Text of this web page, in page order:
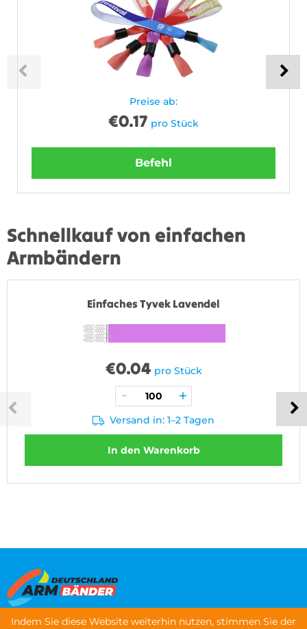
Preise ab:
€0.17 pro Stück
Befehl
Schnellkauf von einfachen
Armbändern
Einfaches Tyvek Lavendel
€0.04 pro Stück
Versand in: 1–2 Tagen
In den Warenkorb
Indem Sie diese Website weiterhin nutzen, stimmen Sie der